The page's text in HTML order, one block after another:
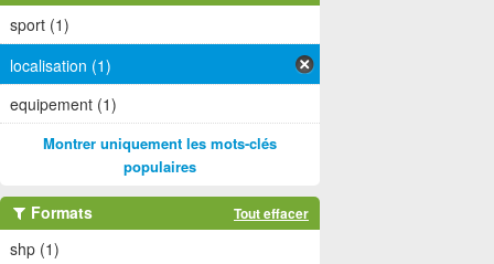
sport (1)
localisation (1)
equipement (1)
Montrer uniquement les mots-clés
populaires
Formats Tout effacer
shp (1)